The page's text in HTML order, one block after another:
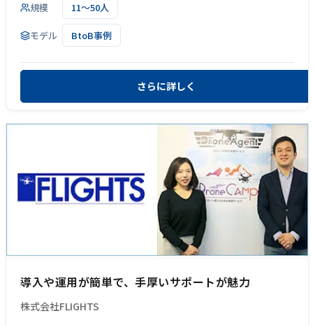
規模 11～50人
モデル BtoB事例
さらに詳しく
導入や運用が簡単で、手厚いサポートが魅力
株式会社FLIGHTS